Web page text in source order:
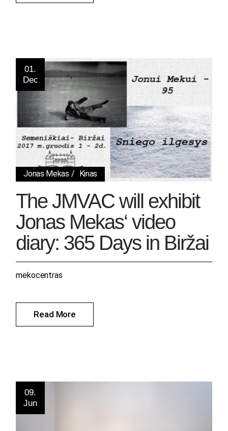
01.
Dec
Jonas Mekas Kinas
The JMVAC will exhibit
Jonas Mekas‘ video
diary: 365 Days in Biržai
Read More
mekocentras
09.
Jun